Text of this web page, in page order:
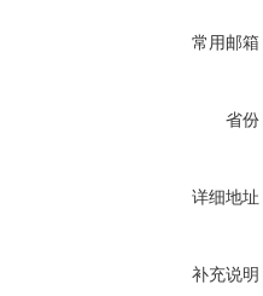
常用邮箱
省份
详细地址
补充说明